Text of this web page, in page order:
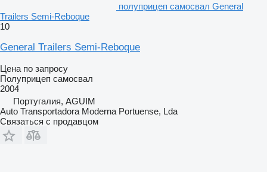
полуприцеп самосвал General
Trailers Semi-Reboque
10
General Trailers Semi-Reboque
Цена по запросу
Полуприцеп самосвал
2004
Португалия, AGUIM
Auto Transportadora Moderna Portuense, Lda
Связаться с продавцом